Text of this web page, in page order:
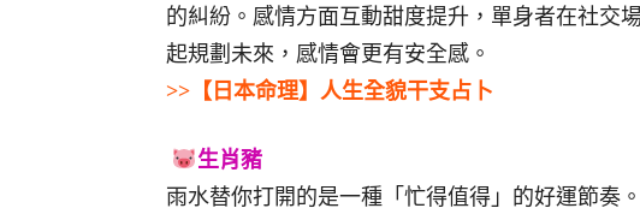
的糾紛。感情方面互動甜度提升，單身者在社交
起規劃未來，感情會更有安全感。
>>【日本命理】人生全貌干支占卜
生肖豬
雨水替你打開的是一種「忙得值得」的好運節奏